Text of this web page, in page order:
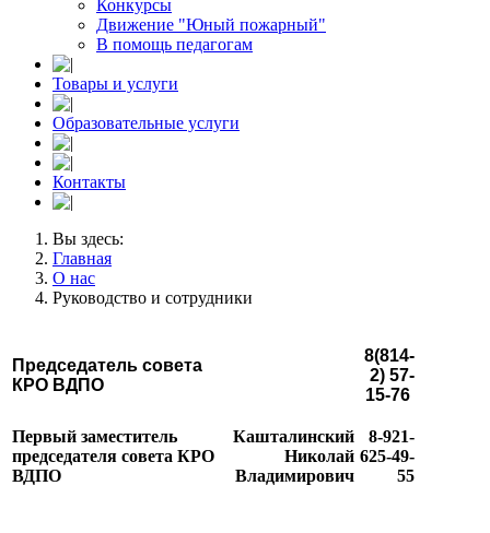
Конкурсы
Движение "Юный пожарный"
В помощь педагогам
Товары и услуги
Образовательные услуги
Контакты
Вы здесь:
Главная
О нас
Руководство и сотрудники
Председатель совета
КРО ВДПО
8(814-
2) 57-
15-76
Первый заместитель
председателя совета КРО
ВДПО
Кашталинский
Николай
Владимирович
8-921-
625-49-
55